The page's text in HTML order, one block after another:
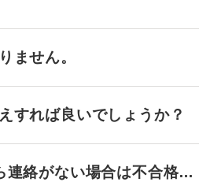
ません。
すれば良いでしょうか？
絡がない場合は不合格で